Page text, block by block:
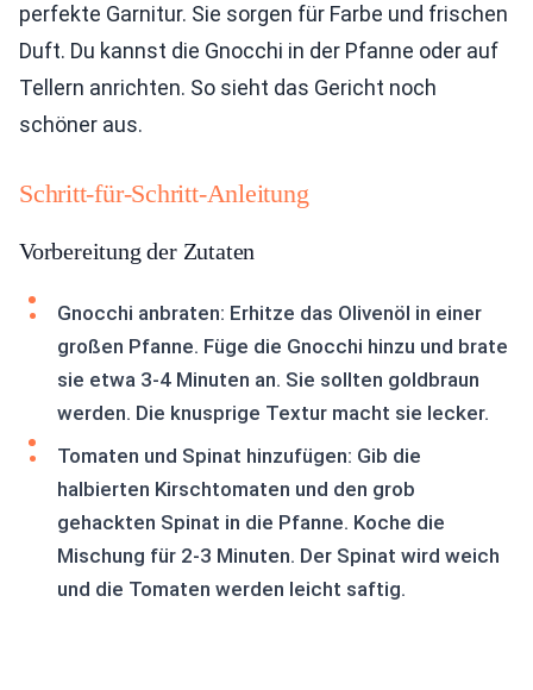
perfekte Garnitur. Sie sorgen für Farbe und frischen
Duft. Du kannst die Gnocchi in der Pfanne oder auf
Tellern anrichten. So sieht das Gericht noch
schöner aus.
Schritt-für-Schritt-Anleitung
Vorbereitung der Zutaten
Gnocchi anbraten: Erhitze das Olivenöl in einer
großen Pfanne. Füge die Gnocchi hinzu und brate
sie etwa 3-4 Minuten an. Sie sollten goldbraun
werden. Die knusprige Textur macht sie lecker.
Tomaten und Spinat hinzufügen: Gib die
halbierten Kirschtomaten und den grob
gehackten Spinat in die Pfanne. Koche die
Mischung für 2-3 Minuten. Der Spinat wird weich
und die Tomaten werden leicht saftig.